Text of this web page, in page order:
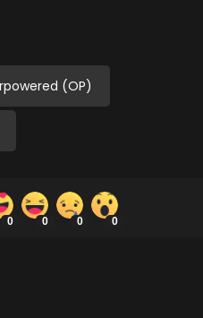
(OP)
0 0 0 0